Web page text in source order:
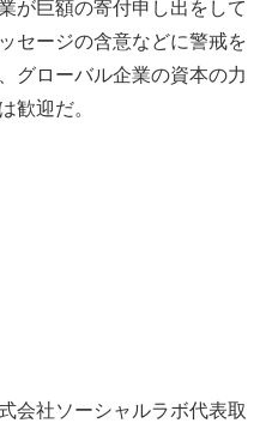
が巨額の寄付申し出をして
セージの含意などに警戒を
グローバル企業の資本の力
歓迎だ。
会社ソーシャルラボ代表取